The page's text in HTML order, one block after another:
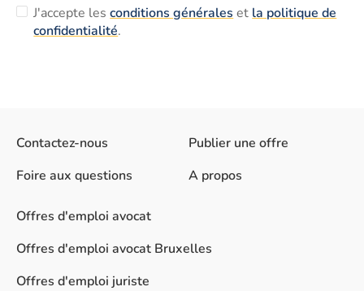
J'accepte lesconditions générales et la politique de
confidentialité.
Contactez-nous
Foire aux questions
Publier une offre
A propos
Offres d'emploi avocat
Offres d'emploi avocat Bruxelles
Offres d'emploi juriste